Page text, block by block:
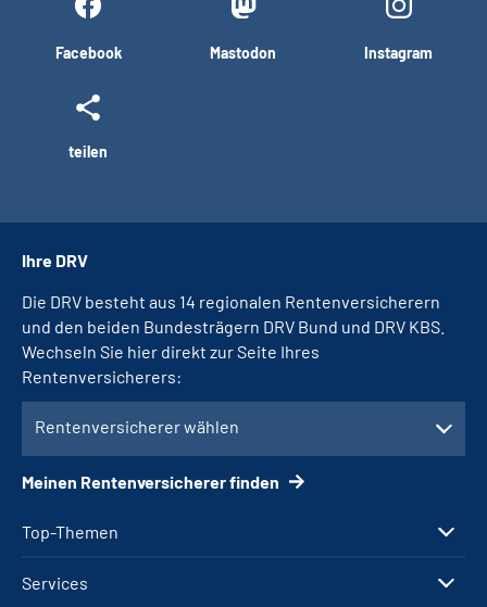
Facebook Mastodon Instagram
teilen
Top-Themen
Services
Ihre DRV
Die DRV besteht aus 14 regionalen Rentenversicherern
und den beiden Bundesträgern DRV Bund und DRV KBS.
Wechseln Sie hier direkt zur Seite Ihres
Rentenversicherers:
Rentenversicherer wählen
Meinen Rentenversicherer finden